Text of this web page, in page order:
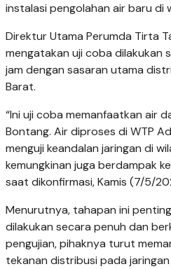
instalasi pengolahan air baru di
Direktur Utama Perumda Tirta
mengatakan uji coba dilakukan
jam dengan sasaran utama
Barat.
“Ini uji coba memanfaatkan air
Bontang. Air diproses di WTP
menguji keandalan jaringan di
kemungkinan juga berdampak
saat dikonfirmasi, Kamis (7/5/
Menurutnya, tahapan ini
dilakukan secara penuh dan
pengujian, pihaknya turut
tekanan distribusi pada